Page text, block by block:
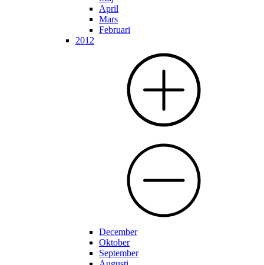
April
Mars
Februari
2012
December
Oktober
September